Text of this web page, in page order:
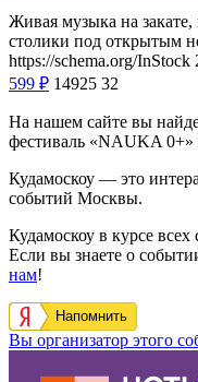
Живая музыка на
столики под открытым
https://schema.org/InStock
599 ₽ 14925 32
На нашем сайте вы
фестиваль «NAUKA 0+»
Кудамоскоу — это
событий Москвы.
Кудамоскоу в курсе
Если вы знаете о
нам!
Напомнить
Вы организатор этого